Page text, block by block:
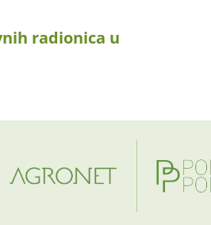
radionica u